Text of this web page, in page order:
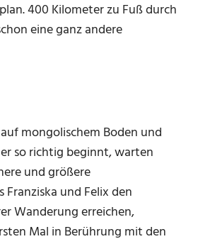
400 Kilometer zu Fuß durch
eine ganz andere
mongolischem Boden und
so richtig beginnt, warten
und größere
Franziska und Felix den
Wanderung erreichen,
Mal in Berührung mit den